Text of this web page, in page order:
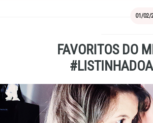
01/02/
FAVORITOS DO